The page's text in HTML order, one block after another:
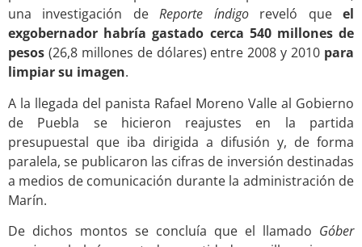
una investigación deReporte índigoreveló queel
exgobernador habría gastado cerca 540 millones de
pesos (26,8 millones de dólares) entre 2008 y 2010 para
limpiar su imagen.
A la llegada del panista Rafael Moreno Valle al Gobierno
de Puebla se hicieron reajustes en la partida
presupuestal que iba dirigida a difusión y, de forma
paralela, se publicaron las cifras de inversión destinadas
a medios de comunicación durante la administración de
Marín.
De dichos montos se concluía que el llamado Góber